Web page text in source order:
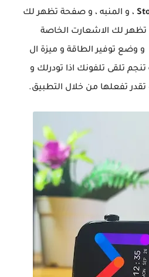
، و المنبه ، و صفحة تظهر لك
لك الاشعارت الخاصة
وضع توفير الطاقة و ميزة ال
تلقى تلفونك اذا تودرلك و
تقدر تفعلها من خلال التطبيق.